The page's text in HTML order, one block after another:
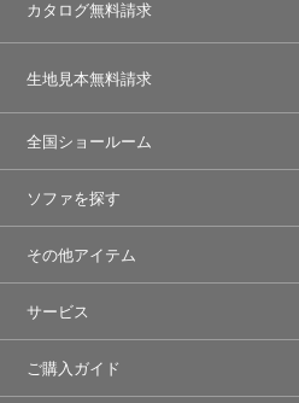
カタログ無料請求
生地見本無料請求
全国ショールーム
ソファを探す
その他アイテム
サービス
ご購入ガイド